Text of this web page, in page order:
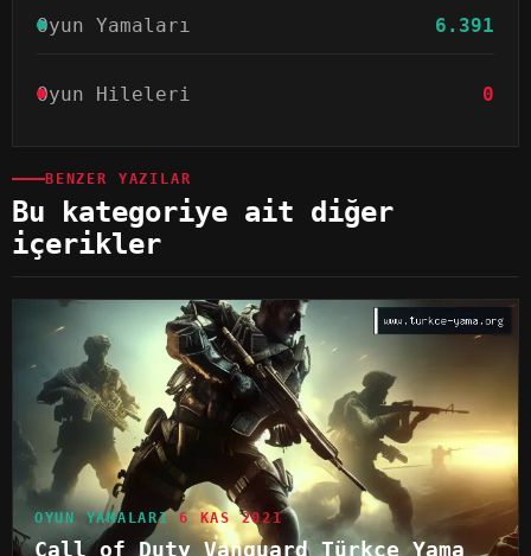
Oyun Yamaları 6.391
Oyun Hileleri 0
BENZER YAZILAR
Bu kategoriye ait diğer
içerikler
OYUN YAMALARI 6 KAS 2021
Call of Duty Vanguard Türkçe Yama